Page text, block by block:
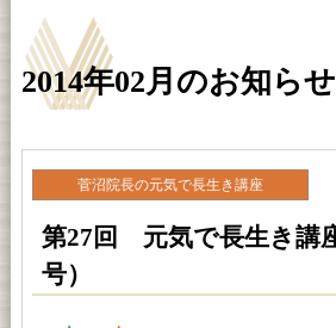
2014年02月のお知らせ
第27回 元気で長生き講
号）
菅沼院長の元気で長生き講座